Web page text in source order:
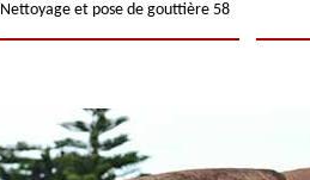
Nettoyage et pose de gouttière 58